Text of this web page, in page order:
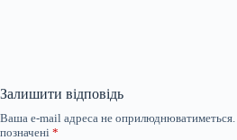
Залишити відповідь
Ваша e-mail адреса не оприлюднюватиметься.
позначені *